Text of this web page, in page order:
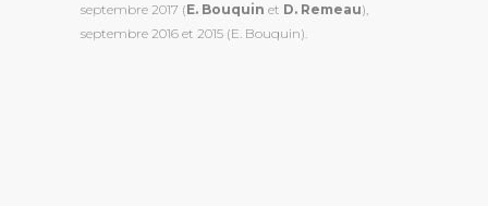
septembre 2017 (E. Bouquin et D. Remeau),
septembre 2016 et 2015 (E. Bouquin).